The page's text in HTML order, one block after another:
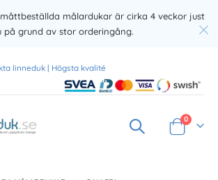
målardukar är cirka 4 veckor just
på grund av stor orderingång.
linneduk | Högsta kvalité
Varukorg
0